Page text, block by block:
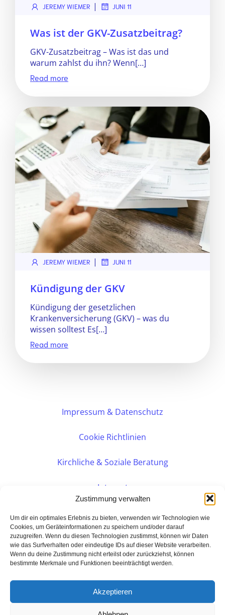
Zustimmung verwalten
Um dir ein optimales Erlebnis zu bieten, verwenden wir Technologien wie
Cookies, um Geräteinformationen zu speichern und/oder darauf
zuzugreifen. Wenn du diesen Technologien zustimmst, können wir Daten
wie das Surfverhalten oder eindeutige IDs auf dieser Website verarbeiten.
Wenn du deine Zustimmung nicht erteilst oder zurückziehst, können
bestimmte Merkmale und Funktionen beeinträchtigt werden.
Akzeptieren
JEREMY WIEMER | JUNI 11
Was ist der GKV-Zusatzbeitrag?
GKV-Zusatzbeitrag – Was ist das und
warum zahlst du ihn? Wenn[…]
Read more
JEREMY WIEMER | JUNI 11
Kündigung der GKV
Kündigung der gesetzlichen
Krankenversicherung (GKV) – was du
wissen solltest Es[…]
Read more
Impressum & Datenschutz
Cookie Richtlinien
Kirchliche & Soziale Beratung
Intranet
PERSÖNLICHE BERATUNG
BarmeniaGothaer Agentur Rudolf
Hamburger Landstraße 22a